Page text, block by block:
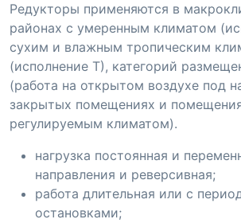
Редукторы применяются в
районах с умеренным климатом
сухим и влажным тропическим
(исполнение Т), категорий
(работа на открытом воздухе под
закрытых помещениях и
регулируемым климатом).
нагрузка постоянная и
направления и реверсивная;
работа длительная или с
остановками;